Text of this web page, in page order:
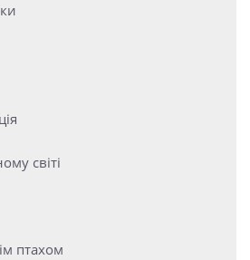
світі
птахом